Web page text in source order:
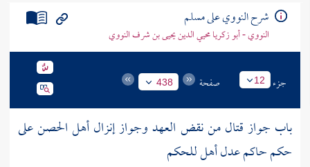
شرح النووي على مسلم
النووي - أبو زكريا محيي الدين يحيى بن شرف النووي
جزء 12 صفحة 438
باب جواز قتال من نقض العهد وجواز إنزال أهل الحصن على
حكم حاكم عدل أهل للحكم